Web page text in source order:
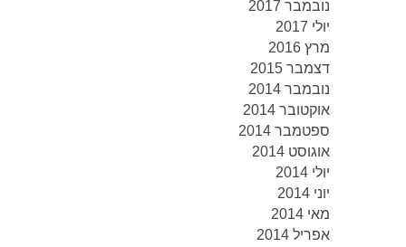
נובמבר 2017
יולי 2017
מרץ 2016
דצמבר 2015
נובמבר 2014
אוקטובר 2014
ספטמבר 2014
אוגוסט 2014
יולי 2014
יוני 2014
מאי 2014
אפריל 2014